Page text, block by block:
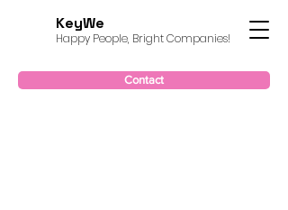
KeyWe
Happy People, Bright Companies!
Contact